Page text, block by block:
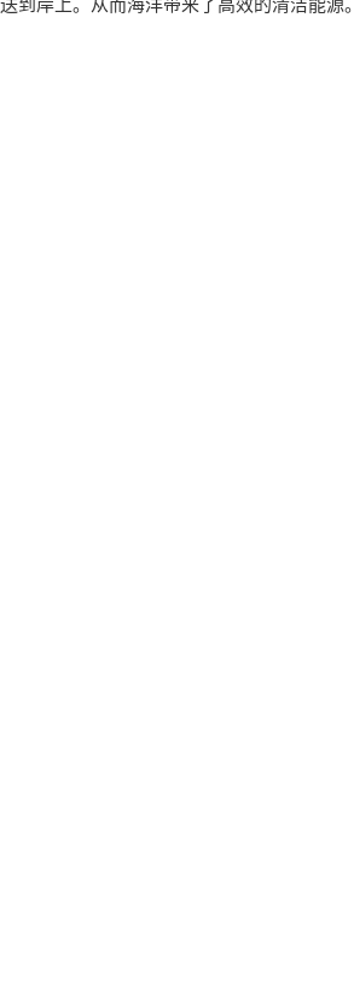
到岸上。从而海洋带来了高效的清洁能源。